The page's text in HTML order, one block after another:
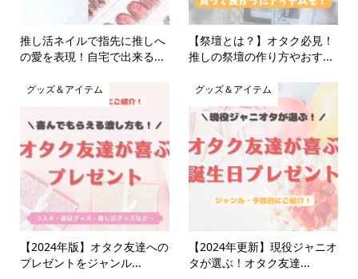
推し活ネイルで指先に推しへ
の愛を表現！自宅で出来る...
【祭壇とは？】オタク必見！
推しの祭壇の作り方やおす...
グッズ＆アイテム
【2024年版】オタク友達への
プレゼントをジャンル...
グッズ＆アイテム
【2024年更新】現役ジャニオ
タが選ぶ！オタク友達...